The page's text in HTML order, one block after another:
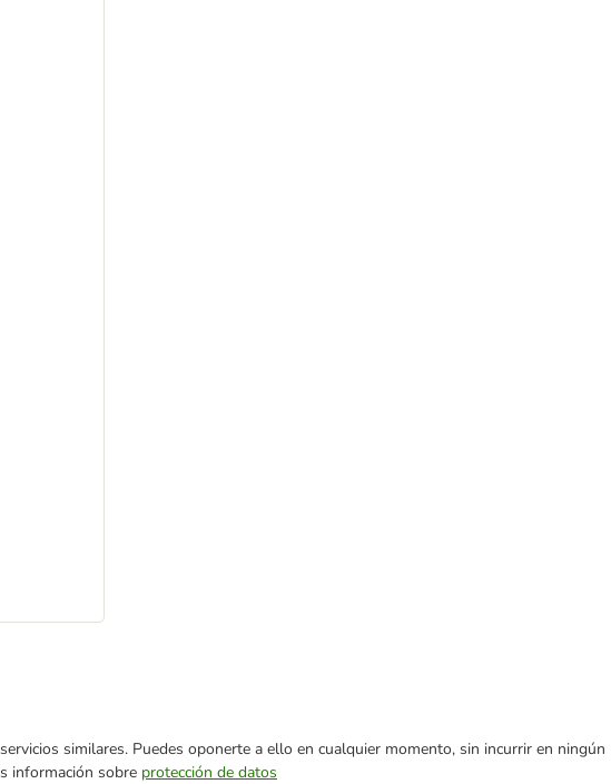
similares. Puedes oponerte a ello en cualquier momento, sin incurrir en ningún
información sobre protección de datos